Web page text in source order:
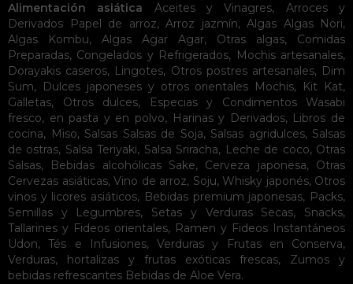
Alimentación asiática Aceites y Vinagres, Arroces y
Derivados
Papel de arroz, Arroz jazmín, Algas Algas Nori,
Algas Kombu, Algas Agar Agar, Otras algas, Comidas
Preparadas, Congelados y Refrigerados, Mochis artesanales,
Dorayakis caseros, Lingotes, Otros postres artesanales, Dim
Sum, Dulces japoneses y otros orientales Mochis, Kit Kat,
Galletas, Otros dulces, Especias y Condimentos
Wasabi
fresco, en pasta y en polvo, Harinas y Derivados, Libros de
cocina, Miso, Salsas Salsas de Soja, Salsas agridulces, Salsas
de ostras, Salsa Teriyaki, Salsa Sriracha, Leche de coco, Otras
Salsas, Bebidas alcohólicas Sake, Cerveza japonesa, Otras
Cervezas asiáticas, Vino de arroz, Soju, Whisky japonés, Otros
vinos y licores asiáticos, Bebidas premium japonesas, Packs,
Semillas y Legumbres, Setas y Verduras Secas, Snacks,
Tallarines y Fideos orientales, Ramen y Fideos Instantáneos
Udon,Tés e Infusiones, Verduras y Frutas en Conserva,
Verduras, hortalizas y frutas exóticas frescas, Zumos y
bebidas refrescantes Bebidas de Aloe Vera.